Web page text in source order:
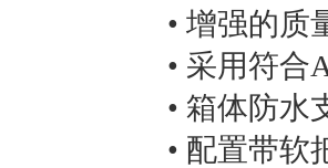
• 增强的质
• 采用符合
• 箱体防水
• 配置带软